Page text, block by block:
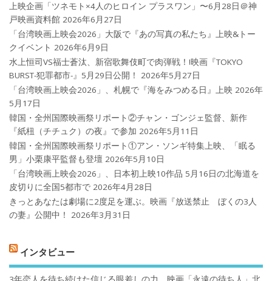
上映企画「ツネモト×4人のヒロイン プラスワン」〜6月28日＠神
戸映画資料館 2026年6月27日
「台湾映画上映会2026」大阪で『あの写真の私たち』上映&トー
クイベント 2026年6月9日
水上恒司VS福士蒼汰、新宿歌舞伎町で肉弾戦！!映画『TOKYO
BURST-犯罪都市-』5月29日公開！
2026年5月27日
「台湾映画上映会2026」、札幌で『海をみつめる日』上映 2026年
5月17日
韓国・全州国際映画祭リポート②チャン・ゴンジェ監督、新作
『紙杻（チチュク）の夜』で参加 2026年5月11日
韓国・全州国際映画祭リポート①アン・ソンギ特集上映、「眠る
男」小栗康平監督も登壇 2026年5月10日
「台湾映画上映会2026」、日本初上映10作品 5月16日の北海道を
皮切りに全国5都市で 2026年4月28日
きっとあなたは劇場に2度足を運ぶ。映画『放送禁止 ぼくの3人
の妻』公開中！
2026年3月31日
インタビュー